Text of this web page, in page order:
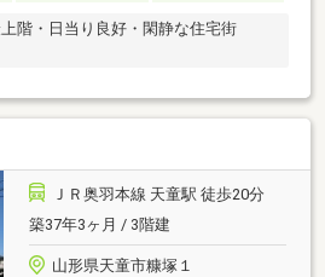
階・日当り良好・閑静な住宅街
ＪＲ奥羽本線 天童駅 徒歩20分
築37年3ヶ月 / 3階建
山形県天童市糠塚１